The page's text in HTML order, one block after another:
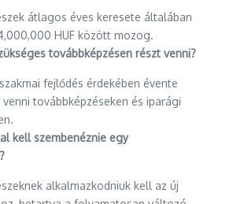
átlagos éves keresete általában
HUF között mozog.
továbbképzésen részt venni?
fejlődés érdekében évente
továbbképzéseken és iparági
kell szembenéznie egy
alkalmazkodniuk kell az új